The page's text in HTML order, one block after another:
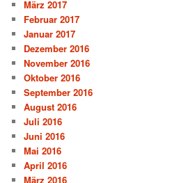
März 2017
Februar 2017
Januar 2017
Dezember 2016
November 2016
Oktober 2016
September 2016
August 2016
Juli 2016
Juni 2016
Mai 2016
April 2016
März 2016